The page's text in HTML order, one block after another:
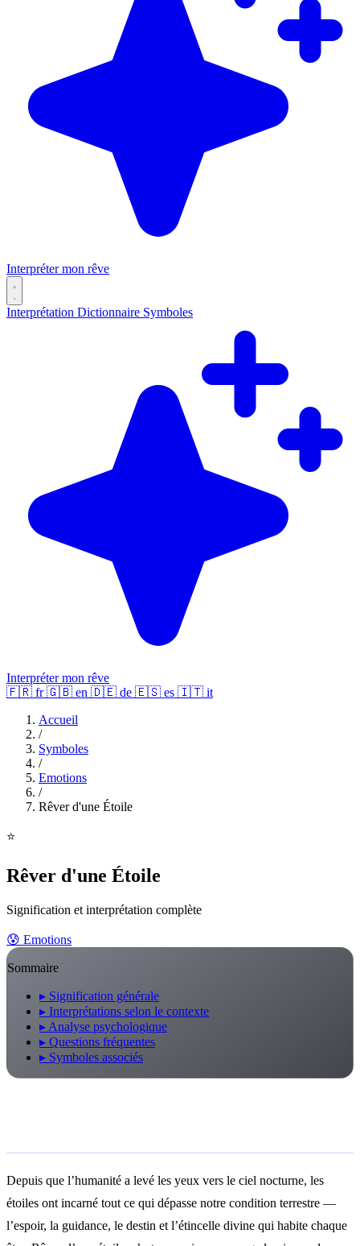
Interpréter mon rêve
Interprétation Dictionnaire Symboles
Interpréter mon rêve
🇫🇷 fr 🇬🇧 en 🇩🇪 de 🇪🇸 es 🇮🇹 it
Accueil
/
Symboles
/
Emotions
/
Rêver d'une Étoile
⭐
Rêver d'une Étoile
Signification et interprétation complète
😰 Emotions
Sommaire
▸ Signification générale
▸ Interprétations selon le contexte
▸ Analyse psychologique
▸ Questions fréquentes
▸ Symboles associés
Depuis que l’humanité a levé les yeux vers le ciel nocturne, les
étoiles ont incarné tout ce qui dépasse notre condition terrestre —
l’espoir, la guidance, le destin et l’étincelle divine qui habite chaque